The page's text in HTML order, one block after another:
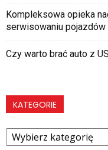
Kompleksowa opieka
serwisowaniu pojazdów
Czy warto brać auto z
KATEGORIE
Kategorie